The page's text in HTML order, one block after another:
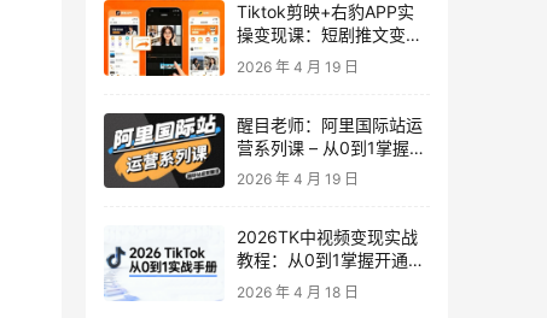
Tiktok剪映+右豹APP实
操变现课：短剧推文变现
全教程来了！
2026 年 4 月 19 日
醒目老师：阿里国际站运
营系列课 – 从0到1掌握平
台运营核心技巧
2026 年 4 月 19 日
2026TK中视频变现实战
教程：从0到1掌握开通、
养号、剪辑到变现，新手
副业首选
2026 年 4 月 18 日